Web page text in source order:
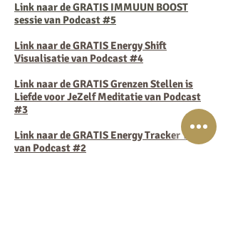
Link naar de GRATIS IMMUUN BOOST
sessie van Podcast #5
Link naar de GRATIS Energy Shift
Visualisatie van Podcast #4
Link naar de GRATIS Grenzen Stellen is
Liefde voor JeZelf Meditatie van Podcast
#3
Link naar de GRATIS Energy Tracker Tool
van Podcast #2